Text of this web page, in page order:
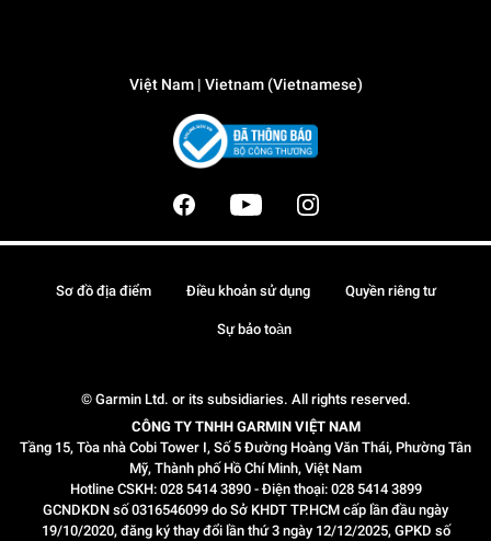
Việt Nam | Vietnam (Vietnamese)
© Garmin Ltd. or its subsidiaries. All rights reserved.
CÔNG TY TNHH GARMIN VIỆT NAM
Tầng 15, Tòa nhà Cobi Tower I, Số 5 Đường Hoàng Văn Thái, Phường Tân
Mỹ, Thành phố Hồ Chí Minh, Việt Nam
Hotline CSKH: 028 5414 3890 - Điện thoại: 028 5414 3899
GCNDKDN số 0316546099 do Sở KHDT TP.HCM cấp lần đầu ngày
19/10/2020, đăng ký thay đổi lần thứ 3 ngày 12/12/2025, GPKD số
Sơ đồ địa điểm Điều khoản sử dụng Quyền riêng tư
Sự bảo toàn